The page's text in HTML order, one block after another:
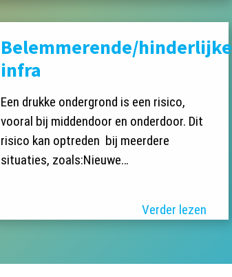
Belemmerende/hinderlijke
infra
Een drukke ondergrond is een risico,
vooral bij middendoor en onderdoor. Dit
risico kan optreden bij meerdere
situaties, zoals:Nieuwe…
Verder lezen